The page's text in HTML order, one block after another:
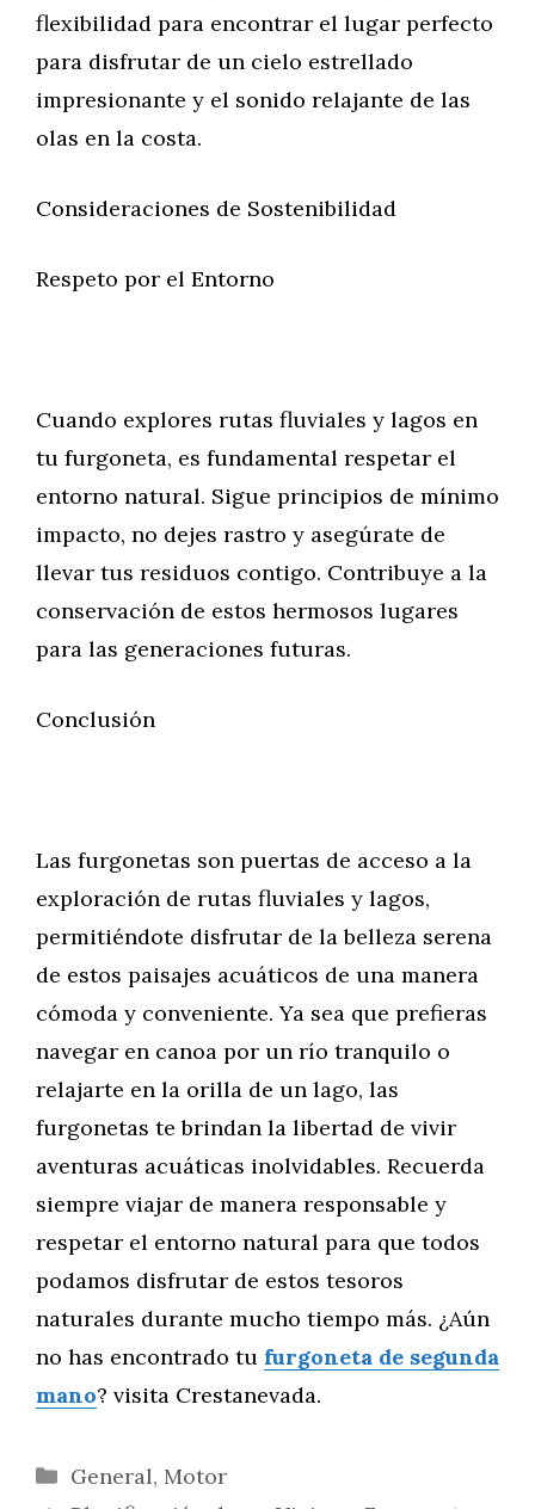
flexibilidad para encontrar el lugar perfecto
para disfrutar de un cielo estrellado
impresionante y el sonido relajante de las
olas en la costa.
Consideraciones de Sostenibilidad
Respeto por el Entorno
Cuando explores rutas fluviales y lagos en
tu furgoneta, es fundamental respetar el
entorno natural. Sigue principios de mínimo
impacto, no dejes rastro y asegúrate de
llevar tus residuos contigo. Contribuye a la
conservación de estos hermosos lugares
para las generaciones futuras.
Conclusión
Las furgonetas son puertas de acceso a la
exploración de rutas fluviales y lagos,
permitiéndote disfrutar de la belleza serena
de estos paisajes acuáticos de una manera
cómoda y conveniente. Ya sea que prefieras
navegar en canoa por un río tranquilo o
relajarte en la orilla de un lago, las
furgonetas te brindan la libertad de vivir
aventuras acuáticas inolvidables. Recuerda
siempre viajar de manera responsable y
respetar el entorno natural para que todos
podamos disfrutar de estos tesoros
naturales durante mucho tiempo más. ¿Aún
no has encontrado tu furgoneta de segunda
mano? visita Crestanevada.
Categorías
General, Motor